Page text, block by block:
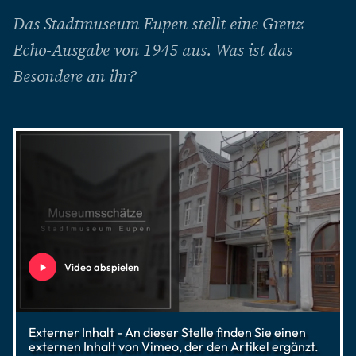
Das Stadtmuseum Eupen stellt eine Grenz-
Echo-Ausgabe von 1945 aus. Was ist das
Besondere an ihr?
Video abspielen
Externer Inhalt - An dieser Stelle finden Sie einen
externen Inhalt von Vimeo, der den Artikel ergänzt.